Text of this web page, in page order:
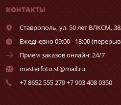
КОНТАКТЫ
Ставрополь,ул. 50 лет ВЛКСМ,
Ежедневно 09:00 - 18:00 (перерыв
Прием заказов онлайн: 24/7
masterfoto.st@mail.ru
+7 8652 555 279 +7 903 408 0350